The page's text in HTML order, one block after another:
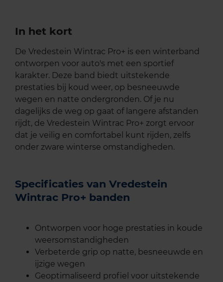
In het kort
De Vredestein Wintrac Pro+ is een winterband
ontworpen voor auto's met een sportief
karakter. Deze band biedt uitstekende
prestaties bij koud weer, op besneeuwde
wegen en natte ondergronden. Of je nu
dagelijks de weg op gaat of langere afstanden
rijdt, de Vredestein Wintrac Pro+ zorgt ervoor
dat je veilig en comfortabel kunt rijden, zelfs
onder zware winterse omstandigheden.
Specificaties van Vredestein
Wintrac Pro+ banden
Ontworpen voor hoge prestaties in koude
weersomstandigheden
Verbeterde grip op natte, besneeuwde en
ijzige wegen
Geoptimaliseerd profiel voor uitstekende